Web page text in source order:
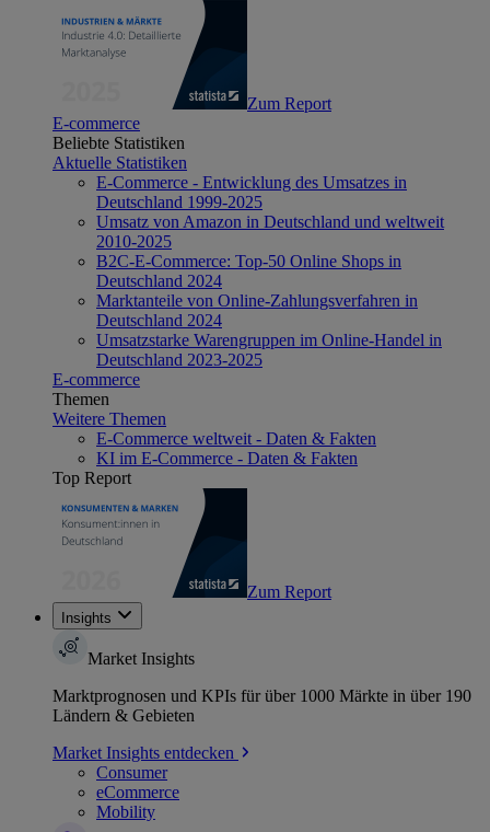
Zum Report
E-commerce
Beliebte Statistiken
Aktuelle Statistiken
E-Commerce - Entwicklung des Umsatzes in
Deutschland 1999-2025
Umsatz von Amazon in Deutschland und weltweit
2010-2025
B2C-E-Commerce: Top-50 Online Shops in
Deutschland 2024
Marktanteile von Online-Zahlungsverfahren in
Deutschland 2024
Umsatzstarke Warengruppen im Online-Handel in
Deutschland 2023-2025
E-commerce
Themen
Weitere Themen
E-Commerce weltweit - Daten & Fakten
KI im E-Commerce - Daten & Fakten
Top Report
Zum Report
Insights
Market Insights
Marktprognosen und KPIs für über 1000 Märkte in über 190
Ländern & Gebieten
Market Insights entdecken
Consumer
eCommerce
Mobility